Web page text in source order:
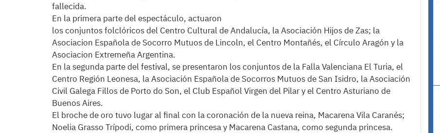
fallecida.
En la primera parte del espectáculo, actuaron
los conjuntos folclóricos del Centro Cultural de Andalucía, la Asociación Hijos de Zas; la
Asociacion Española de Socorro Mutuos de Lincoln, el Centro Montañés, el Círculo Aragón y la
Asociacion Extremeña Argentina.
En la segunda parte del festival, se presentaron los conjuntos de la Falla Valenciana El Turia, el
Centro Región Leonesa, la Asociación Española de Socorros Mutuos de San Isidro, la Asociación
Civil Galega Fillos de Porto do Son, el Club Español Virgen del Pilar y el Centro Asturiano de
Buenos Aires.
El broche de oro tuvo lugar al final con la coronación de la nueva reina, Macarena Vila Caranés;
Noelia Grasso Trípodi, como primera princesa y Macarena Castana, como segunda princesa.